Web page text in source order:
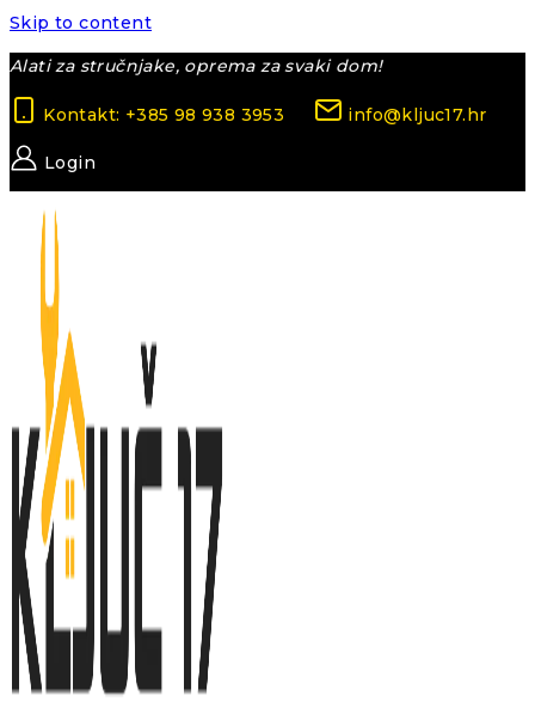
Skip to content
Alati za stručnjake, oprema za svaki dom!
Kontakt: +385 98 938 3953 info@kljuc17.hr
Login